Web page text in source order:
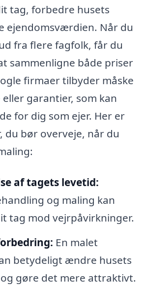
tag, forbedre husets
ejendomsværdien. Når du
fra flere fagfolk, får du
sammenligne både priser
firmaer tilbyder måske
garantier, som kan
for dig som ejer. Her er
du bør overveje, når du
af tagets levetid:
og maling kan
tag mod vejrpåvirkninger.
En malet
betydeligt ændre husets
gøre det mere attraktivt.